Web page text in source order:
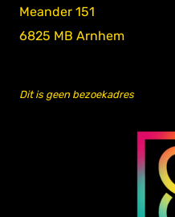
Meander 151
6825 MB Arnhem
Dit is geen bezoekadres